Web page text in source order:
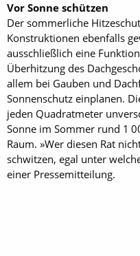
Vor Sonne schützen
Der sommerliche
Konstruktionen ebenfalls
ausschließlich eine
Überhitzung des
allem bei Gauben und
Sonnenschutz einplanen.
jeden Quadratmeter
Sonne im Sommer rund 1
Raum. »Wer diesen Rat
schwitzen, egal unter
einer Pressemitteilung.